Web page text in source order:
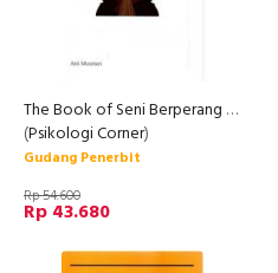
The Book of Seni Berperang Sun Tzu
(Psikologi Corner)
Gudang Penerbit
Rp 54.600
Rp 43.680